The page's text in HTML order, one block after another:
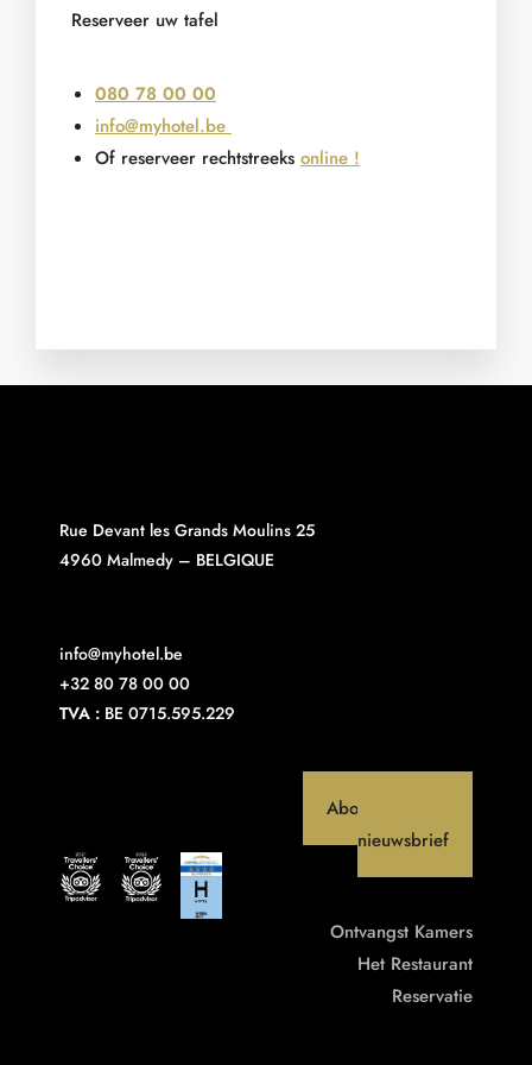
Reserveer uw tafel
080 78 00 00
info@myhotel.be
Of reserveer rechtstreeks online !
Rue Devant les Grands Moulins 25
4960 Malmedy – BELGIQUE
info@myhotel.be
+32 80 78 00 00
TVA : BE 0715.595.229
Abonneer op onze
nieuwsbrief
Ontvangst Kamers
Het Restaurant
Reservatie